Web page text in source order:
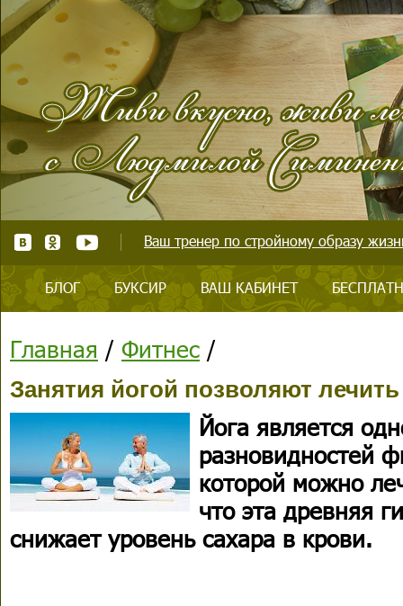
Ваш тренер по стройному образу
БЛОГ БУКСИР ВАШ КАБИНЕТ
Главная / Фитнес /
Занятия йогой позволяют
Йога является
разновидностей
которой можно
что эта древняя
снижает уровень сахара в крови.